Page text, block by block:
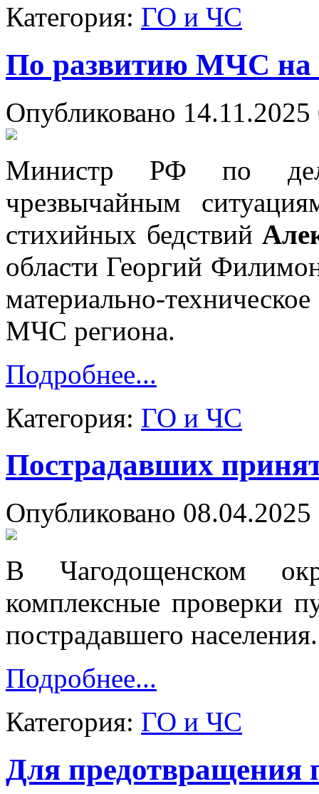
Категория: ГО и ЧС
По развитию МЧС на
Опубликовано 14.11.2025
Министр РФ по
чрезвычайным
стихийных бедствий
области Георгий
материально-
МЧС региона.
Подробнее...
Категория: ГО и ЧС
Пострадавших
Опубликовано
В Чагодощенском
комплексные проверки
пострадавшего населения.
Подробнее...
Категория: ГО и ЧС
Для предотвращения